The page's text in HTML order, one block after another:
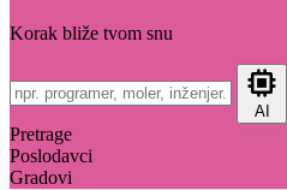
Korak bliže tvom snu
AI
Pretrage
Poslodavci
Gradovi